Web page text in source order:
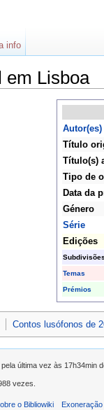
em Lisboa
Autor(es)
Título
Título(s)
Tipo de
Data da
Género
Série
Edições
Temas
Prémios
Contos lusófonos de
info
última vez às 17h34min
vezes.
o Bibliowiki